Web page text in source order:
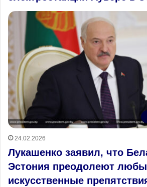
24.02.2026
Лукашенко заявил, что
Эстония преодолеют
искусственные